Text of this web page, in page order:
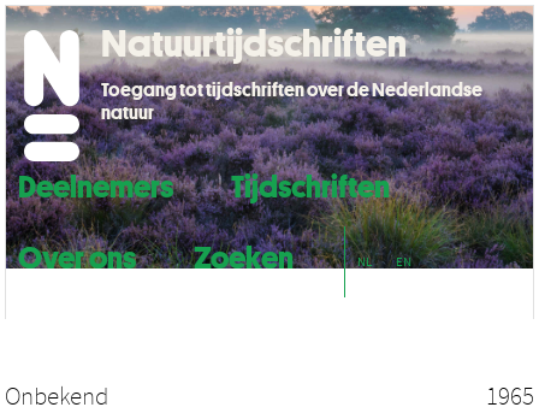
Deelnemers
Tijdschriften
Over ons
Zoeken NL EN
Natuurtijdschriften
Toegang tot tijdschriften over de Nederlandse
natuur
Onbekend 1965